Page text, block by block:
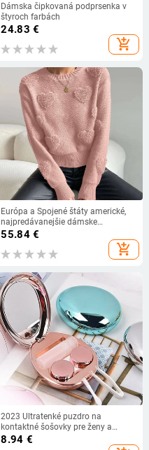
Dámska čipkovaná podprsenka v
štyroch farbách
24.83 €
add_shopping_cart
Európa a Spojené štáty americké,
najpredávanejšie dámske
cezhraničné jesenné a zimné nové
okrúhlym výstrihom, jednofarebný
vlasmi
55.84€
add_shopping_cart
2023 Ultratenké puzdro na
kontaktné šošovky pre ženy a
mužov, škatuľka na kontaktné
šošovky, cestovná nádobka na
8.94 €